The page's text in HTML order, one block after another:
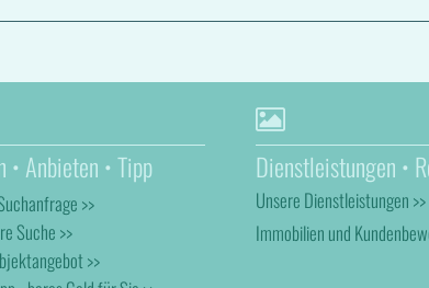
• Anbieten • Tipp
>>
Suche >>
>>
Dienstleistungen •
Unsere Dienstleistungen >>
Immobilien und